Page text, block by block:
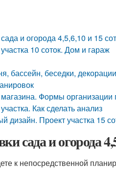
и огорода 4,5,6,10 и 15
10 соток. Дом и гараж
бассейн, беседки, декорации
Формы организации
Как сделать анализ
дизайн. Проект участка 15
сада и огорода
к непосредственной